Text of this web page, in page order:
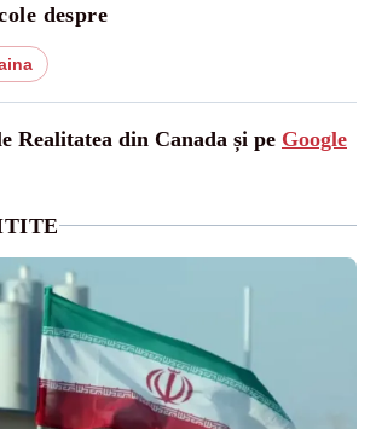
despre
Realitatea din Canada și pe Google